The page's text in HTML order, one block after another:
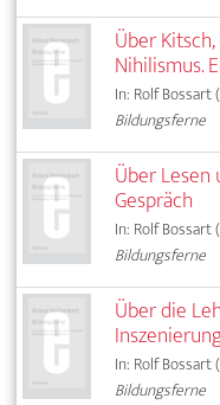
Über
Nihilismus.
In: Rolf Bossart
Bildungsferne
Über Lesen
Gespräch
In: Rolf Bossart
Bildungsferne
Über die
In: Rolf Bossart
Bildungsferne